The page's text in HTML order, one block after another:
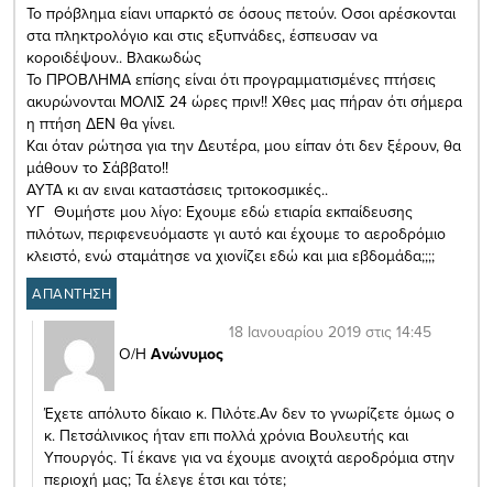
Το πρόβλημα είανι υπαρκτό σε όσους πετούν. Οσοι αρέσκονται
στα πληκτρολόγιο και στις εξυπνάδες, έσπευσαν να
κοροιδέψουν.. Βλακωδώς
Το ΠΡΟΒΛΗΜΑ επίσης είναι ότι προγραμματισμένες πτήσεις
ακυρώνονται ΜΟΛΙΣ 24 ώρες πριν!! Χθες μας πήραν ότι σήμερα
η πτήση ΔΕΝ θα γίνει.
Και όταν ρώτησα για την Δευτέρα, μου είπαν ότι δεν ξέρουν, θα
μάθουν το Σάββατο!!
ΑΥΤΑ κι αν ειναι καταστάσεις τριτοκοσμικές..
ΥΓ Θυμήστε μου λίγο: Εχουμε εδώ ετιαρία εκπαίδευσης
πιλότων, περιφενευόμαστε γι αυτό και έχουμε το αεροδρόμιο
κλειστό, ενώ σταμάτησε να χιονίζει εδώ και μια εβδομάδα;;;;
ΑΠΑΝΤΗΣΗ
Ο/Η Ανώνυμος
18 Ιανουαρίου 2019 στις 14:45
Έχετε απόλυτο δίκαιο κ. Πιλότε.Αν δεν το γνωρίζετε όμως ο
κ. Πετσάλινικος ήταν επι πολλά χρόνια Βουλευτής και
Υπουργός. Τί έκανε για να έχουμε ανοιχτά αεροδρόμια στην
περιοχή μας; Τα έλεγε έτσι και τότε;